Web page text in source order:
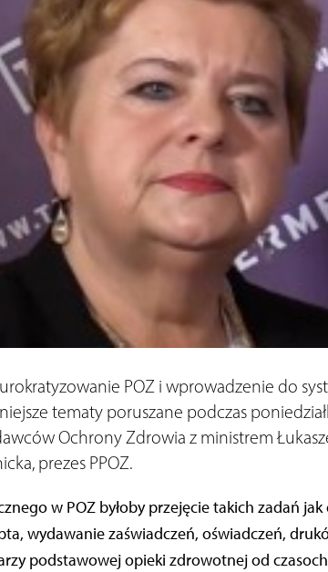
POZ i wprowadzenie do
tematy poruszane podczas
Ochrony Zdrowia z ministrem
prezes PPOZ.
w POZ byłoby przejęcie takich zadań
wydawanie zaświadczeń, oświadczeń,
podstawowej opieki zdrowotnej od